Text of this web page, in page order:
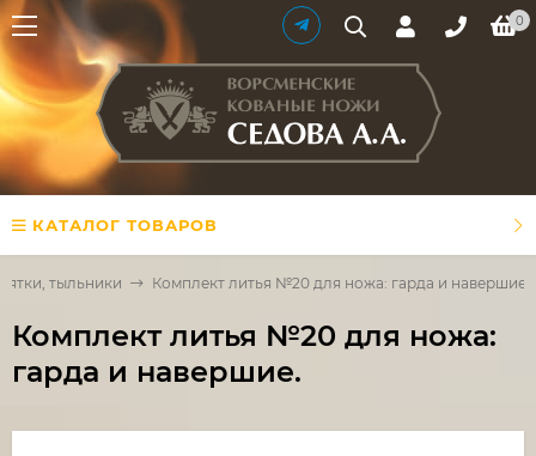
0
КАТАЛОГ ТОВАРОВ
тыльники Комплект литья №20 для ножа: гарда и навершие.
Комплект литья №20 для ножа:
гарда и навершие.